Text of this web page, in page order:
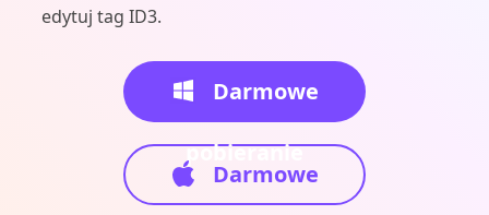
edytuj tag ID3.
Darmowe
pobieranie
Darmowe